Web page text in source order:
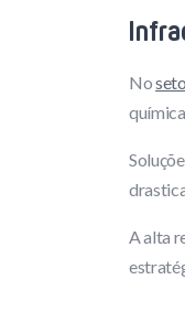
No
A alta